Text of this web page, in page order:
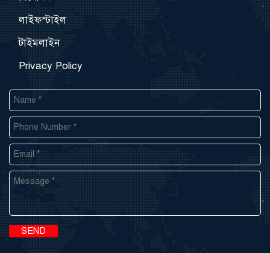
লাইফস্টাইল
টাইমলাইন
Privacy Policy